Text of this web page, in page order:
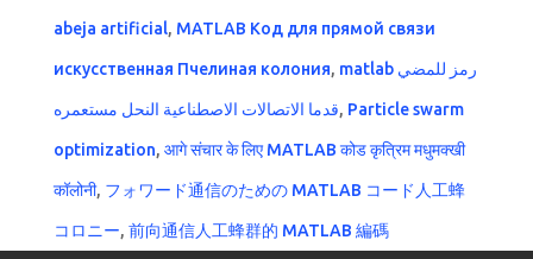
abeja artificial, MATLAB Код для прямой связи
искусственная Пчелиная колония, matlab رمز للمضي
قدما الاتصالات الاصطناعية النحل مستعمره, Particle swarm
optimization, आगे संचार के लिए MATLAB कोड कृत्रिम मधुमक्खी
कॉलोनी, フォワード通信のための MATLAB コード人工蜂
コロニー, 前向通信人工蜂群的 MATLAB 編碼